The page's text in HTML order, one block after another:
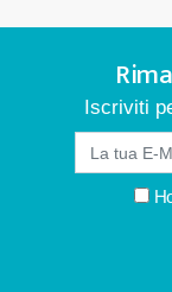
Iscriviti